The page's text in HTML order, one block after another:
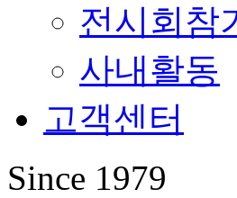
전시회참
사내활동
고객센터
Since 1979